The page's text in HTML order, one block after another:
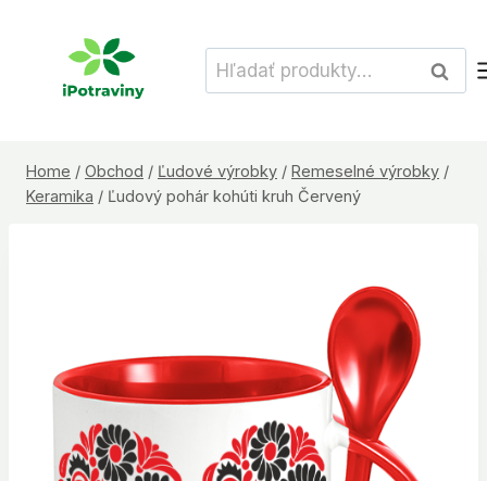
Hľadať:
Home / Obchod / Ľudové výrobky / Remeselné výrobky /
Keramika / Ľudový pohár kohúti kruh Červený